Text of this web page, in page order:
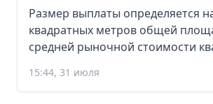
Размер выплаты определяется
квадратных метров общей
средней рыночной стоимости
15:44, 31 июля